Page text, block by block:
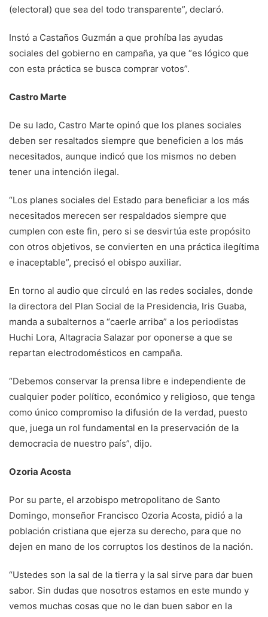
(electoral) que sea del todo transparente”, declaró.
Instó a Castaños Guzmán a que prohíba las ayudas
sociales del gobierno en campaña, ya que “es lógico que
con esta práctica se busca comprar votos”.
Castro Marte
De su lado, Castro Marte opinó que los planes sociales
deben ser resaltados siempre que beneficien a los más
necesitados, aunque indicó que los mismos no deben
tener una intención ilegal.
“Los planes sociales del Estado para beneficiar a los más
necesitados merecen ser respaldados siempre que
cumplen con este fin, pero si se desvirtúa este propósito
con otros objetivos, se convierten en una práctica ilegítima
e inaceptable”, precisó el obispo auxiliar.
En torno al audio que circuló en las redes sociales, donde
la directora del Plan Social de la Presidencia, Iris Guaba,
manda a subalternos a “caerle arriba” a los periodistas
Huchi Lora, Altagracia Salazar por oponerse a que se
repartan electrodomésticos en campaña.
“Debemos conservar la prensa libre e independiente de
cualquier poder político, económico y religioso, que tenga
como único compromiso la difusión de la verdad, puesto
que, juega un rol fundamental en la preservación de la
democracia de nuestro país”, dijo.
Ozoria Acosta
Por su parte, el arzobispo metropolitano de Santo
Domingo, monseñor Francisco Ozoria Acosta, pidió a la
población cristiana que ejerza su derecho, para que no
dejen en mano de los corruptos los destinos de la nación.
“Ustedes son la sal de la tierra y la sal sirve para dar buen
sabor. Sin dudas que nosotros estamos en este mundo y
vemos muchas cosas que no le dan buen sabor en la